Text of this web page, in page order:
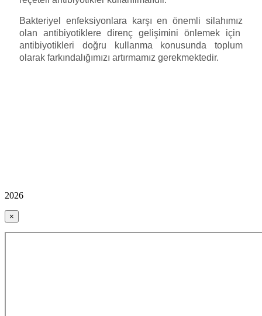
Bakteriyel enfeksiyonlara karşı en önemli silahımız
olan antibiyotiklere direnç gelişimini önlemek için
antibiyotikleri doğru kullanma konusunda toplum
olarak farkındalığımızı artırmamız gerekmektedir.
2026
×